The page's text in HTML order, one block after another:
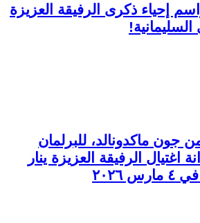
إحياء ذكرى الرفيقة العزيزة
جون ماكدونالد، للبرلمان
اغتيال الرفيقة العزيزة ينار